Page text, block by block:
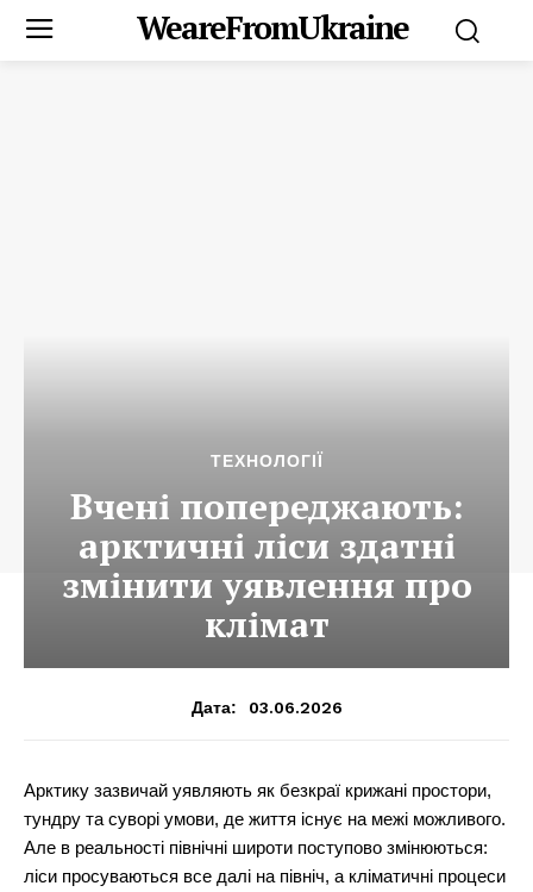
WeareFromUkraine
ТЕХНОЛОГІЇ
Вчені попереджають:
арктичні ліси здатні
змінити уявлення про
клімат
Дата: 03.06.2026
Арктику зазвичай уявляють як безкраї крижані простори,
тундру та суворі умови, де життя існує на межі можливого.
Але в реальності північні широти поступово змінюються:
ліси просуваються все далі на північ, а кліматичні процеси